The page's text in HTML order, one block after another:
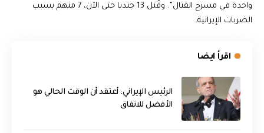
واحدة في مسرح القتال”. وقُتل 13 جنديا حتى الآن، 7 منهم بسبب
الضربات الإيرانية.
اقرأ ايضا
الرئيس الإيراني: أعتقد أن الوقت الحالي هو
الأفضل للاتفاق